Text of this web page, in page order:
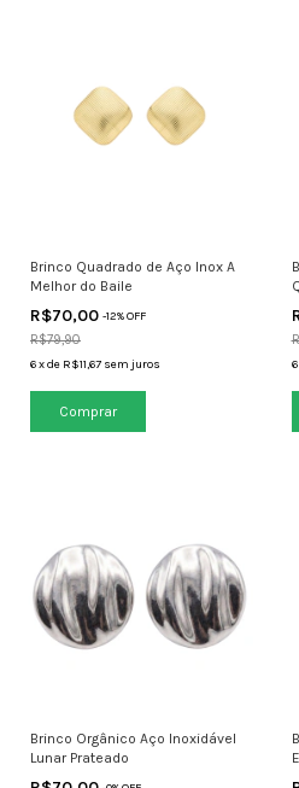
Brinco Quadrado de Aço Inox A
Melhor do Baile
R$70,00 -12% OFF
R$79,90
6xde R$11,67 sem juros 6
Brinco Orgânico Aço Inoxidável
Lunar Prateado